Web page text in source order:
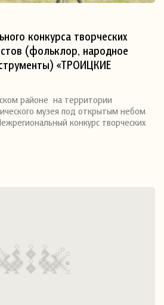
конкурса творческих
(фольклор, народное
«ТРОИЦКИЕ
районе на территории
музея под открытым небом
конкурс творческих